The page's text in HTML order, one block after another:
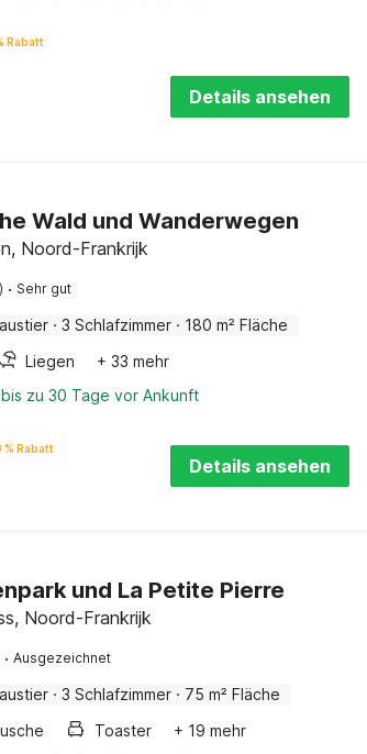
Rabatt
Details ansehen
Wald und Wanderwegen
Noord-Frankrijk
· Sehr gut
· 3 Schlafzimmer · 180 m² Fläche
Liegen
+ 33 mehr
zu 30 Tage vor Ankunft
% Rabatt
Details ansehen
und La Petite Pierre
Noord-Frankrijk
· Ausgezeichnet
· 3 Schlafzimmer · 75 m² Fläche
Toaster
+ 19 mehr